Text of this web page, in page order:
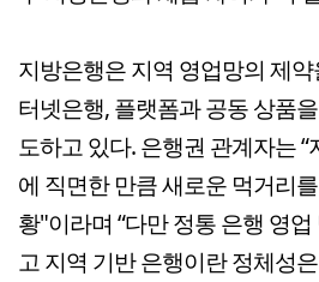
지방은행은 지역 영업망의 제
터넷은행, 플랫폼과 공동 상품
도하고 있다. 은행권 관계자는
에 직면한 만큼 새로운 먹거리
황"이라며 “다만 정통 은행 영
고 지역 기반 은행이란 정체성